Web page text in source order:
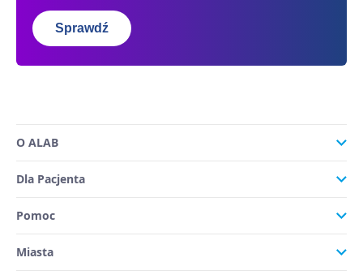
Sprawdź
O ALAB
Dla Pacjenta
Pomoc
Miasta